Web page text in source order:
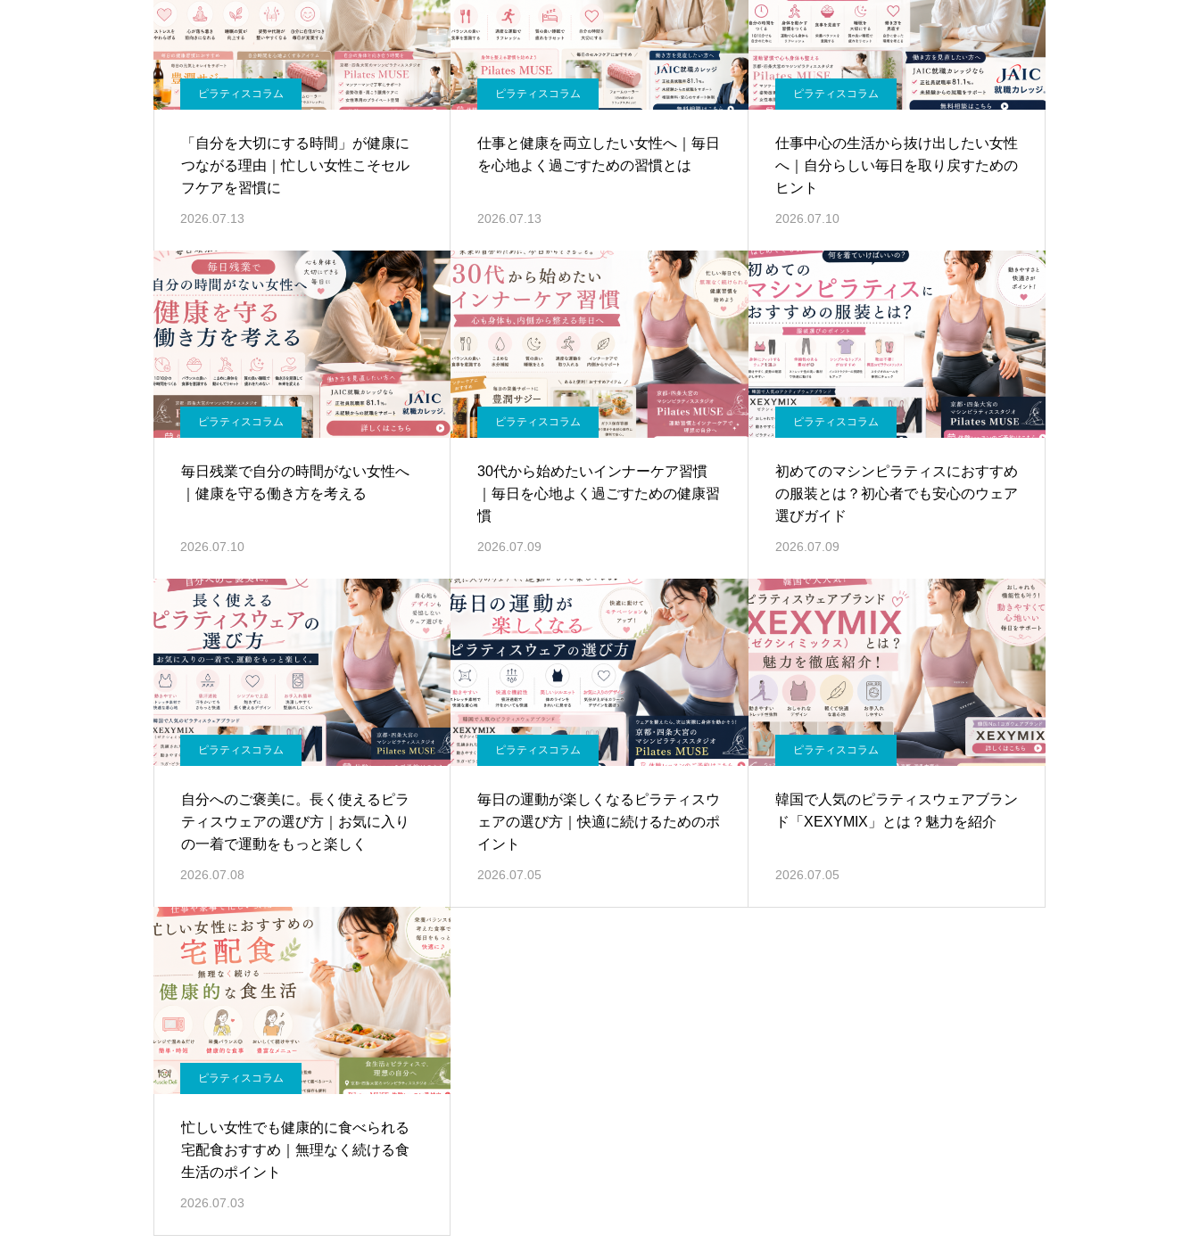
ピラティスコラム
「自分を大切にする時間」が健康に
つながる理由｜忙しい女性こそセル
フケアを習慣に
2026.07.13
ピラティスコラム
仕事と健康を両立したい女性へ｜毎日
を心地よく過ごすための習慣とは
2026.07.13
ピラティスコラム
仕事中心の生活から抜け出したい女性
へ｜自分らしい毎日を取り戻すための
ヒント
2026.07.10
ピラティスコラム
毎日残業で自分の時間がない女性へ
｜健康を守る働き方を考える
2026.07.10
ピラティスコラム
30代から始めたいインナーケア習慣
｜毎日を心地よく過ごすための健康習
慣
2026.07.09
ピラティスコラム
初めてのマシンピラティスにおすすめ
の服装とは？初心者でも安心のウェア
選びガイド
2026.07.09
ピラティスコラム
自分へのご褒美に。長く使えるピラ
ティスウェアの選び方｜お気に入り
の一着で運動をもっと楽しく
2026.07.08
ピラティスコラム
毎日の運動が楽しくなるピラティスウ
ェアの選び方｜快適に続けるためのポ
イント
2026.07.05
ピラティスコラム
韓国で人気のピラティスウェアブラン
ド「XEXYMIX」とは？魅力を紹介
2026.07.05
ピラティスコラム
忙しい女性でも健康的に食べられる
宅配食おすすめ｜無理なく続ける食
生活のポイント
2026.07.03